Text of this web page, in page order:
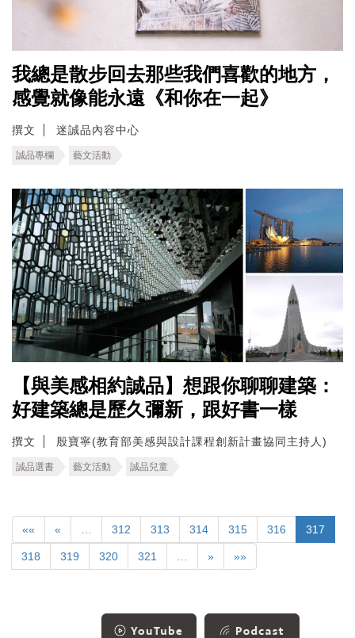
我總是散步回去那些我們喜歡的地方，
感覺就像能永遠《和你在一起》
撰文 迷誠品內容中心
誠品專欄 藝文活動
【與美感相約誠品】想跟你聊聊建築：
好建築總是歷久彌新，跟好書一樣
撰文 殷寶寧(教育部美感與設計課程創新計畫協同主持人)
誠品選書 藝文活動 誠品兒童
«« « 312 313 314 315 316 317
318 319 320 321 » »»